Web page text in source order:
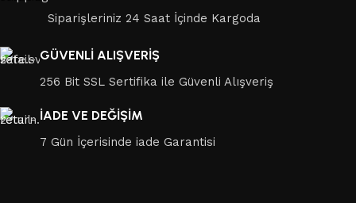
Siparişleriniz 24 Saat İçinde Kargoda
GÜVENLİ ALIŞVERİŞ
256 Bit SSL Sertifika ile Güvenli Alışveriş
İADE VE DEĞİŞİM
7 Gün İçerisinde iade Garantisi